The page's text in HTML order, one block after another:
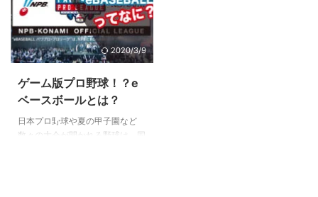
2020/3/9
ゲーム版プロ野球！？e
ベースボールとは？
日本プロ野球や夏の甲子園など
数々の大会が開かれる野球は、国